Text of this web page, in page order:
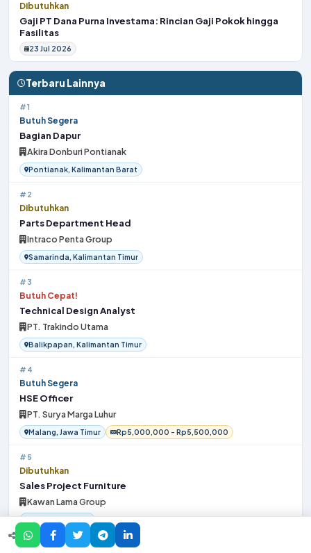
Dibutuhkan
Gaji PT Dana Purna Investama: Rincian Gaji Pokok hingga
Fasilitas
23 Jul 2026
Terbaru Lainnya
#1
Butuh Segera
Bagian Dapur
Akira Donburi Pontianak
Pontianak, Kalimantan Barat
#2
Dibutuhkan
Parts Department Head
Intraco Penta Group
Samarinda, Kalimantan Timur
#3
Butuh Cepat!
Technical Design Analyst
PT. Trakindo Utama
Balikpapan, Kalimantan Timur
#4
Butuh Segera
HSE Officer
PT. Surya Marga Luhur
Malang, Jawa Timur Rp5,000,000 - Rp5,500,000
#5
Dibutuhkan
Sales Project Furniture
Kawan Lama Group
Pekanbaru, Riau